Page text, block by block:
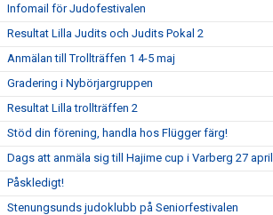
Infomail för Judofestivalen
Resultat Lilla Judits och Judits Pokal 2
Anmälan till Trollträffen 1 4-5 maj
Gradering i Nybörjargruppen
Resultat Lilla trollträffen 2
Stöd din förening, handla hos Flügger färg!
Dags att anmäla sig till Hajime cup i Varberg 27 april
Påskledigt!
Stenungsunds judoklubb på Seniorfestivalen